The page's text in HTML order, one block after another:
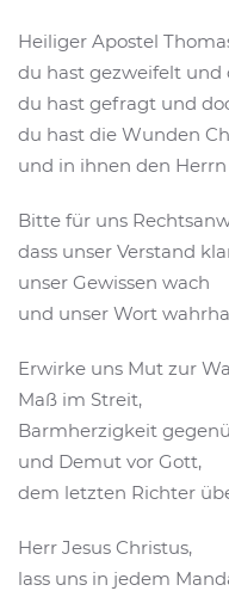
Heiliger Apostel
du hast gezweifelt und
du hast gefragt und
du hast die Wunden
und in ihnen den
Bitte für uns
dass unser Verstand
unser Gewissen wach
und unser Wort
Erwirke uns Mut zur
Maß im Streit,
Barmherzigkeit
und Demut vor Gott,
dem letzten Richter
Herr Jesus Christus,
lass uns in jedem